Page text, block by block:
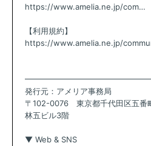
https://www.amelia.ne.jp/com…
【利用規約】
https://www.amelia.ne.jp/
発行元：アメリア事務局
〒102-0076 東京都千代田区五番
林五ビル3階
▼ Web & SNS